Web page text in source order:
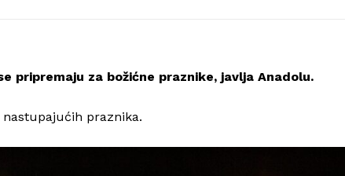
pripremaju za božićne praznike, javlja Anadolu.
praznika.